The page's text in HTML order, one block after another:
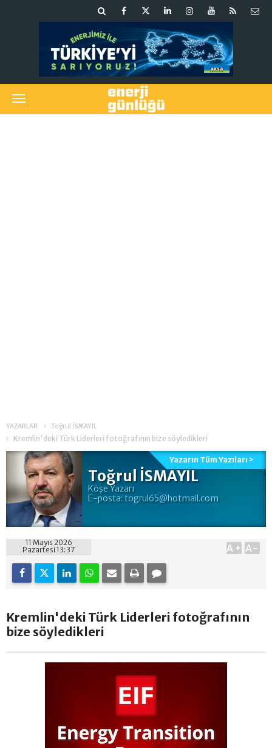
YAZARLAR Toğrul İSMAYIL
Kremlin'deki Türk Liderleri fotoğrafının bize söyledikleri
Toğrul İSMAYIL
Köşe Yazarı
E-posta: togrul65@hotmail.com
Yazarın Tüm Yazıları >
11 Mayıs 2026
Pazartesi 13:37
A+ A-
Kremlin'deki Türk Liderleri fotoğrafının
bize söyledikleri